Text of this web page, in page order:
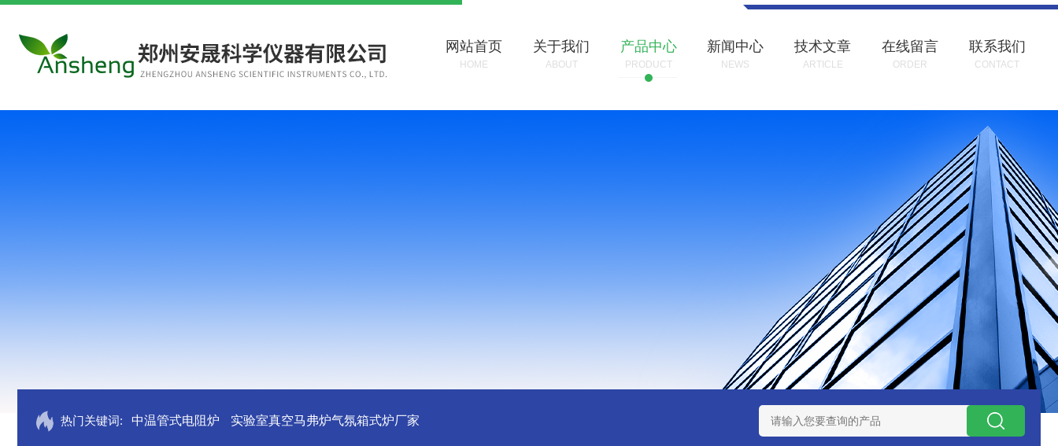
网站首页
HOME
关于我们
ABOUT
产品中心
PRODUCT
新闻中心
NEWS
技术文章
ARTICLE
在线留言
ORDER
联系我们
CONTACT
热门关键词: 中温管式电阻炉 实验室真空马弗炉气氛箱式炉厂家 SX2-9-17TP高温实验用热失重马弗炉 实验室小型高温马弗炉 陶瓷纤维